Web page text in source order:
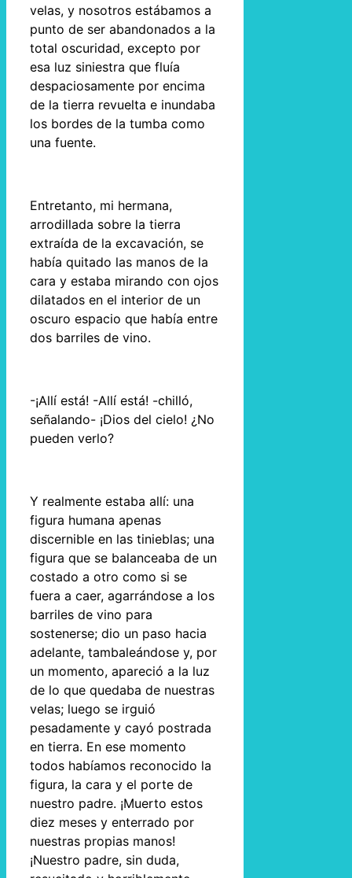
velas, y nosotros estábamos a
punto de ser abandonados a la
total oscuridad, excepto por
esa luz siniestra que fluía
despaciosamente por encima
de la tierra revuelta e inundaba
los bordes de la tumba como
una fuente.
Entretanto, mi hermana,
arrodillada sobre la tierra
extraída de la excavación, se
había quitado las manos de la
cara y estaba mirando con ojos
dilatados en el interior de un
oscuro espacio que había entre
dos barriles de vino.
-¡Allí está! -Allí está! -chilló,
señalando- ¡Dios del cielo! ¿No
pueden verlo?
Y realmente estaba allí: una
figura humana apenas
discernible en las tinieblas; una
figura que se balanceaba de un
costado a otro como si se
fuera a caer, agarrándose a los
barriles de vino para
sostenerse; dio un paso hacia
adelante, tambaleándose y, por
un momento, apareció a la luz
de lo que quedaba de nuestras
velas; luego se irguió
pesadamente y cayó postrada
en tierra. En ese momento
todos habíamos reconocido la
figura, la cara y el porte de
nuestro padre. ¡Muerto estos
diez meses y enterrado por
nuestras propias manos!
¡Nuestro padre, sin duda,